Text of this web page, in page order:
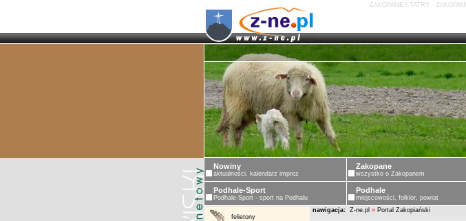
ZAKOPANE I TATRY -
ZAKOPANE - PORTAL ZAKOPIASKI - ZAKOPANE -
Nowiny
aktualności, kalendarz imprez
Zakopane
wszystko o Zakopanem
Podhale-Sport
Podhale-Sport - sport na Podhalu
Podhale
miejscowości, folklor, powiat
felietony
nawigacja: Z-ne.pl » Portal Zakopiański